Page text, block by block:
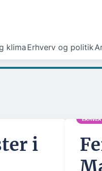
klima Erhverv og politik
i